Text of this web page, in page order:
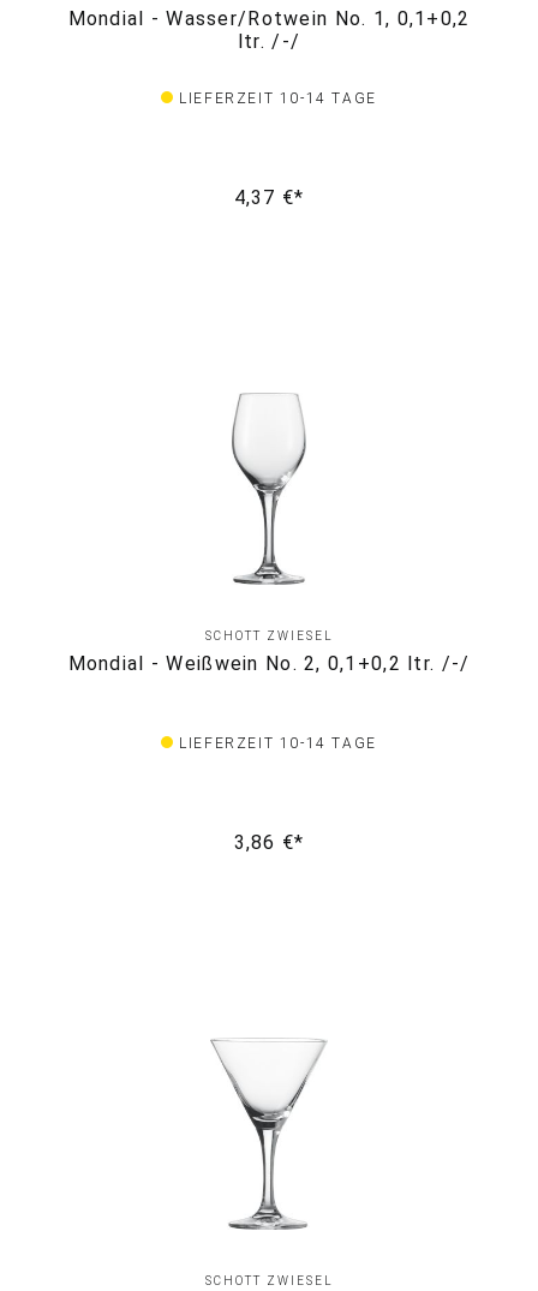
Mondial - Wasser/Rotwein No. 1, 0,1+0,2
ltr. /-/
LIEFERZEIT 10-14 TAGE
4,37 €*
SCHOTT ZWIESEL
Mondial - Weißwein No. 2, 0,1+0,2 ltr. /-/
LIEFERZEIT 10-14 TAGE
3,86 €*
SCHOTT ZWIESEL